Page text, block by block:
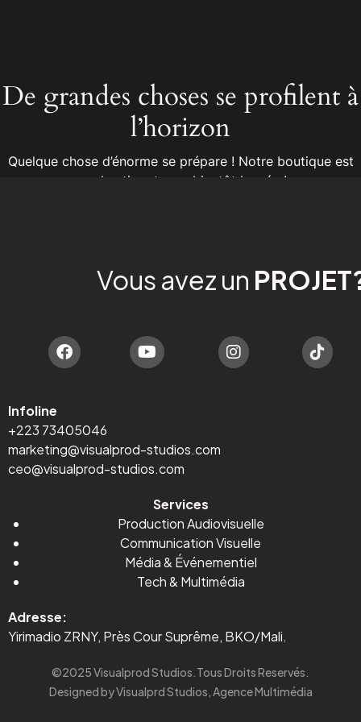
De grandes choses se profilent à
l’horizon
Quelque chose d’énorme se prépare ! Notre boutique est
en chantier et sera bientôt lancée !
Vous avez un
Infoline
+223 73405046
marketing@visualprod-studios.com
ceo@visualprod-studios.com
Services
Production Audiovisuelle
Communication Visuelle
Média& Événementiel
Tech & Multimédia
Adresse:
Yirimadio ZRNY, Près Cour Suprême, BKO/Mali.
©2025 Visualprod Studios.Tous Droits Reservés.
Designed by Visualprd Studios, Agence Multimédia